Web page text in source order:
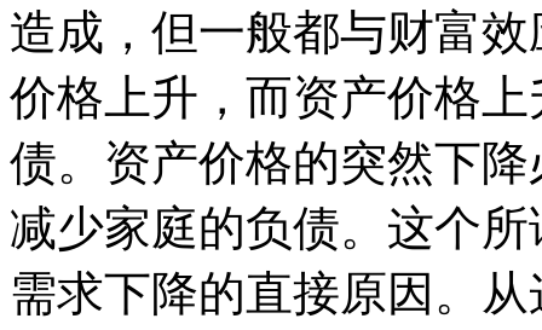
造成，但一般都与财富
价格上升，而资产价格
债。资产价格的突然下
减少家庭的负债。这个
需求下降的直接原因。